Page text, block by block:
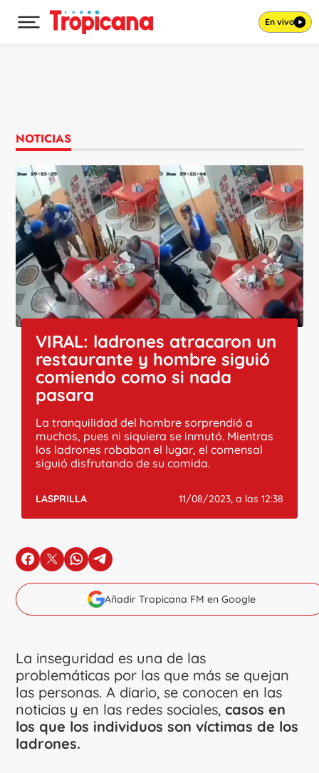
Desplegar menú principal En vivo
NOTICIAS
VIRAL: ladrones atracaron un
restaurante y hombre siguió
comiendo como si nada
pasara
La tranquilidad del hombre sorprendió a
muchos, pues ni siquiera se inmutó. Mientras
los ladrones robaban el lugar, el comensal
siguió disfrutando de su comida.
LASPRILLA 11/08/2023, a las 12:38
en Facebook
en Xen Whatsapp
en Telegram
Añadir Tropicana FM en Google
La inseguridad es una de las
problemáticas por las que más se quejan
las personas. A diario, se conocen en las
noticias y en las redes sociales,casos en
los que los individuos son víctimas de los
ladrones.